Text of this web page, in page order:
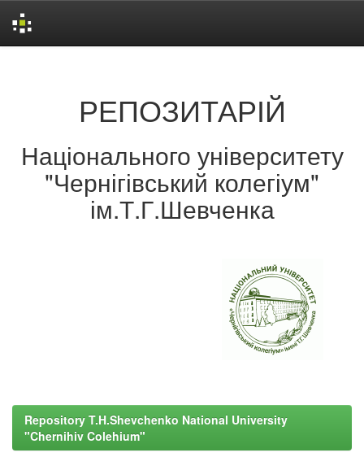
РЕПОЗИТАРІЙ
Національного університету
"Чернігівський колегіум"
ім.Т.Г.Шевченка
Repository T.H.Shevchenko National University
"Chernihiv Colehium"